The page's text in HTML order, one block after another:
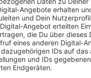
umstritten war. SPD-
Köksal eventuell
Veröffentlicht:Montag,